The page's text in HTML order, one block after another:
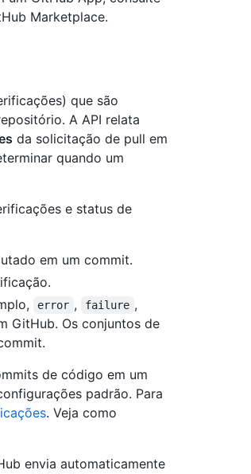
Marketplace.
que são
A API relata
da solicitação de pull em
quando um
e status de
em um commit.
error , failure ,
GitHub. Os conjuntos de
de código em um
padrão. Para
. Veja como
envia automaticamente